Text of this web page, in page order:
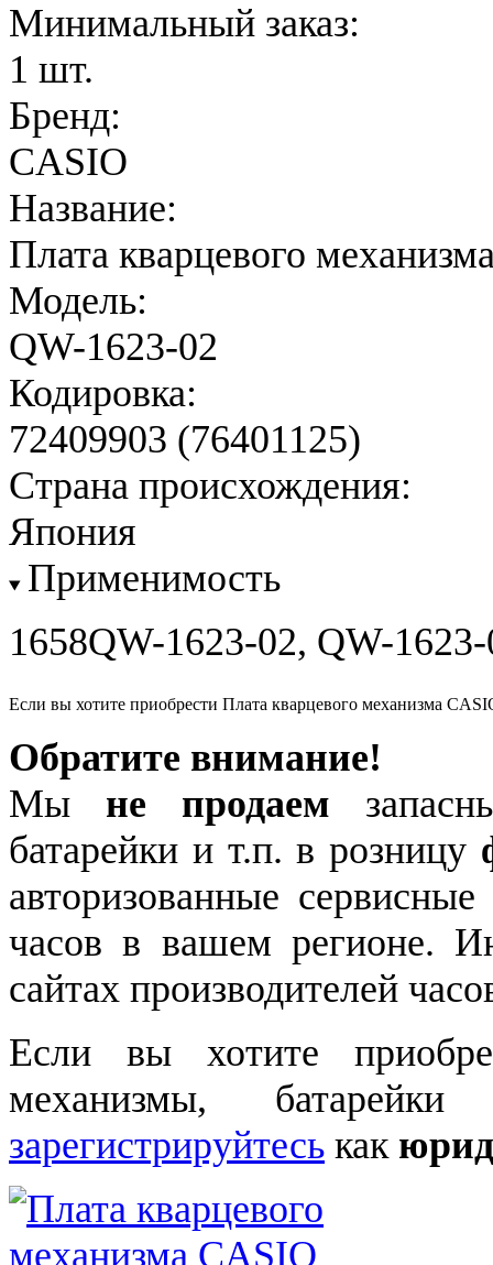
Минимальный заказ:
1 шт.
Бренд:
CASIO
Название:
Плата кварцевого
Модель:
QW-1623-02
Кодировка:
72409903 (76401125)
Страна происхождения:
Япония
Применимость
1658QW-1623-02, QW-
Если вы хотите приобрести Плата кварцевого механизма
Обратите внимание!
Мы не продаем
батарейки и т.п. в розницу
авторизованные
часов в вашем регионе.
сайтах производителей
Если вы хотите
механизмы,
зарегистрируйтесь как